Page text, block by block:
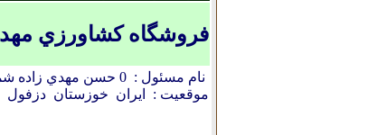
فروشگاه کشاورزي
نام مسئول : 0 حسن مهدي زاده شمس آبادي
موقعیت :
ایران خوزستان دزفول